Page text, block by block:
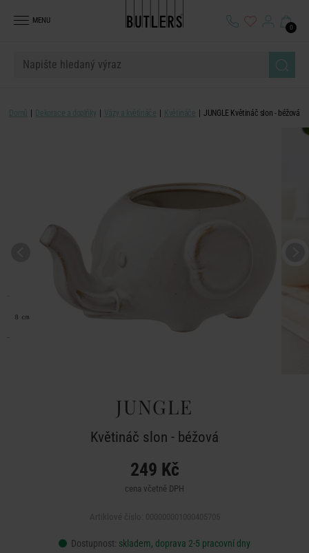
MENU
0
Domů Dekorace a doplňky Vázy a květináče Květináče JUNGLE Květináč slon - béžová
JUNGLE
Květináč slon - béžová
249 Kč
cena včetně DPH
Dostupnost: skladem, doprava 2-5 pracovní dny